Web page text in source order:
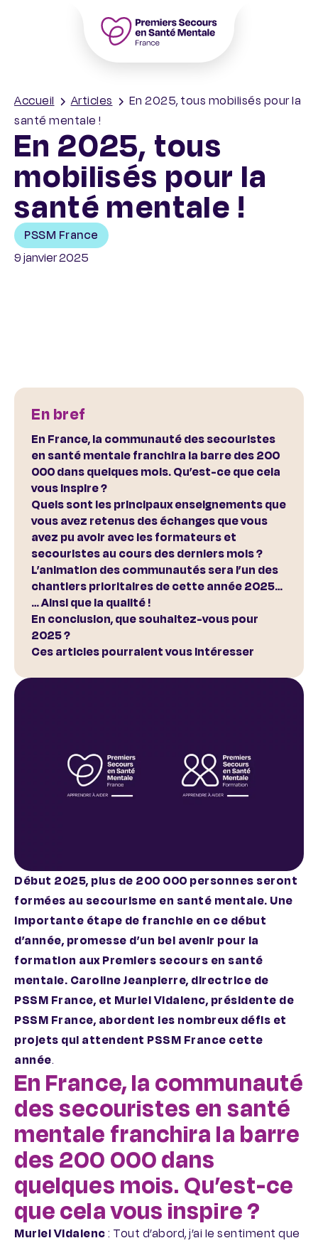
Accueil Articles
En 2025, tous mobilisés pour la
santé mentale !
En 2025, tous
mobilisés pour la
santé mentale !
PSSM France
9 janvier 2025
En bref
En France, la communauté des secouristes
en santé mentale franchira la barre des 200
000 dans quelques mois. Qu’est-ce que cela
vous inspire ?
Quels sont les principaux enseignements que
vous avez retenus des échanges que vous
avez pu avoir avec les formateurs et
secouristes au cours des derniers mois ?
L’animation des communautés sera l’un des
chantiers prioritaires de cette année 2025…
… Ainsi que la qualité !
En conclusion, que souhaitez-vous pour
2025 ?
Ces articles pourraient vous intéresser
Début 2025, plus de 200 000 personnes seront
formées au secourisme en santé mentale. Une
importante étape de franchie en ce début
d’année, promesse d’un bel avenir pour la
formation aux Premiers secours en santé
mentale. Caroline Jeanpierre, directrice de
PSSM France, et Muriel Vidalenc, présidente de
PSSM France, abordent les nombreux défis et
projets qui attendent PSSM France cette
année.
En France, la communauté
des secouristes en santé
mentale franchira la barre
des 200 000 dans
quelques mois. Qu’est-ce
que cela vous inspire ?
Muriel Vidalenc: Tout d’abord, j’ai le sentiment que